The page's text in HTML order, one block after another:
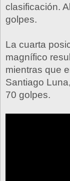
clasificación.
golpes.
La cuarta
magnífico
mientras que
Santiago
70 golpes.